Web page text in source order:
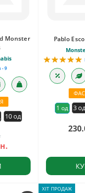
Monster
- 9
10 од
Pablo
1 од 3 од
ХІТ ПРОДАЖ